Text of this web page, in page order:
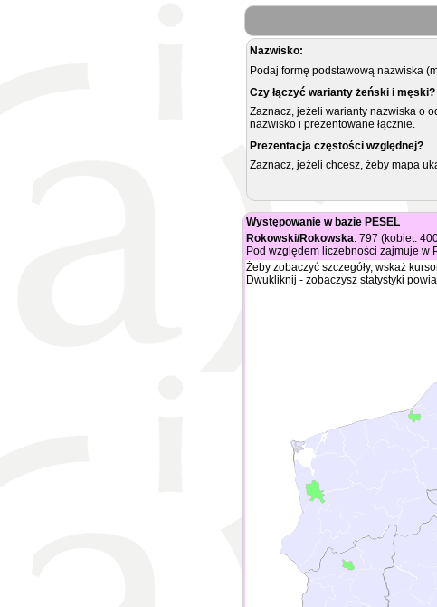
Nazwisko:
Podaj formę podstawową nazwiska
Czy łączyć warianty żeński i męski?
Zaznacz, jeżeli warianty nazwiska o
nazwisko i prezentowane łącznie.
Prezentacja częstości względnej?
Zaznacz, jeżeli chcesz, żeby mapa
Występowanie w bazie PESEL
Rokowski/Rokowska: 797 (kobiet:
Pod względem liczebności zajmuje w
Żeby zobaczyć szczegóły, wskaż
Dwukliknij - zobaczysz statystyki